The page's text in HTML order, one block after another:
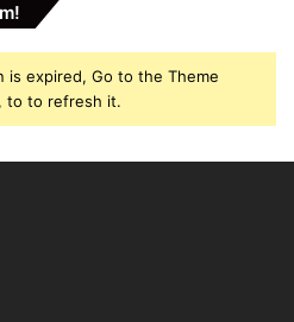
is expired, Go to the Theme
to to refresh it.